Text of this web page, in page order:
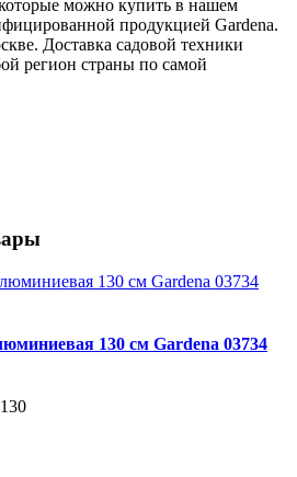
можно купить в нашем
продукцией Gardena.
Доставка садовой техники
регион страны по самой
130 см Gardena 03734
130